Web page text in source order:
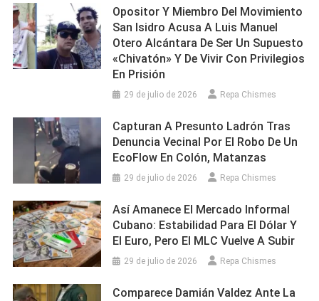
Opositor Y Miembro Del Movimiento
San Isidro Acusa A Luis Manuel
Otero Alcántara De Ser Un Supuesto
«chivatón» Y De Vivir Con Privilegios
En Prisión
29 de julio de 2026 Repa Chismes
Capturan A Presunto Ladrón Tras
Denuncia Vecinal Por El Robo De Un
EcoFlow En Colón, Matanzas
29 de julio de 2026 Repa Chismes
Así Amanece El Mercado Informal
Cubano: Estabilidad Para El Dólar Y
El Euro, Pero El MLC Vuelve A Subir
29 de julio de 2026 Repa Chismes
Comparece Damián Valdez Ante La